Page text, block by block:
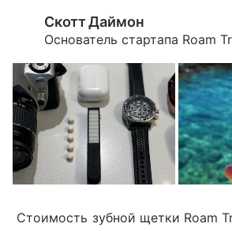
Скотт Даймон
Основатель стартапа Roam
Стоимость зубной щетки Roam